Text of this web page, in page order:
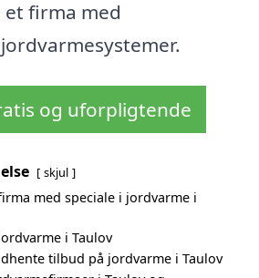
firma med
og uforpligtende
skjul
med speciale i jordvarme i
i Taulov
tilbud på jordvarme i Taulov